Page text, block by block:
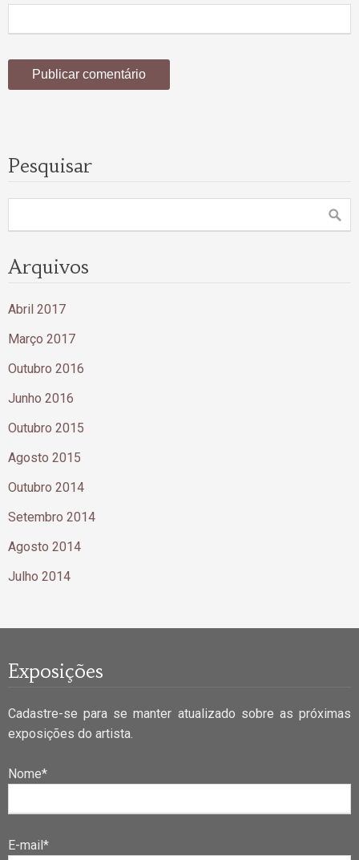
Pesquisar
Arquivos
Abril 2017
Março 2017
Outubro 2016
Junho 2016
Outubro 2015
Agosto 2015
Outubro 2014
Setembro 2014
Agosto 2014
Julho 2014
Exposições
Cadastre-se para se manter atualizado sobre as próximas
exposições do artista.
Nome*
E-mail*